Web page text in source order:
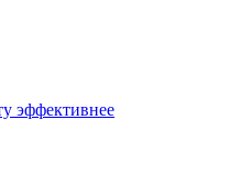
эффективнее